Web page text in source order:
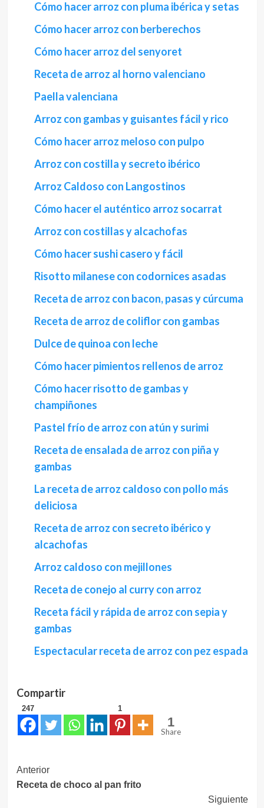
Cómo hacer arroz con pluma ibérica y setas
Cómo hacer arroz con berberechos
Cómo hacer arroz del senyoret
Receta de arroz al horno valenciano
Paella valenciana
Arroz con gambas y guisantes fácil y rico
Cómo hacer arroz meloso con pulpo
Arroz con costilla y secreto ibérico
Arroz Caldoso con Langostinos
Cómo hacer el auténtico arroz socarrat
Arroz con costillas y alcachofas
Cómo hacer sushi casero y fácil
Risotto milanese con codornices asadas
Receta de arroz con bacon, pasas y cúrcuma
Receta de arroz de coliflor con gambas
Dulce de quinoa con leche
Cómo hacer pimientos rellenos de arroz
Cómo hacer risotto de gambas y
champiñones
Pastel frío de arroz con atún y surimi
Receta de ensalada de arroz con piña y
gambas
La receta de arroz caldoso con pollo más
deliciosa
Receta de arroz con secreto ibérico y
alcachofas
Arroz caldoso con mejillones
Receta de conejo al curry con arroz
Receta fácil y rápida de arroz con sepia y
gambas
Espectacular receta de arroz con pez espada
Compartir
247 1
1
Share
Navegación
de
Anterior
Receta de choco al pan frito
Siguiente